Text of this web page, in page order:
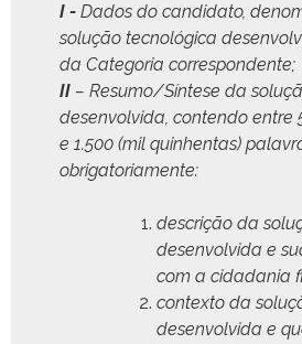
I - Dados do can­dida­to,
solução tec­nológ­i­ca
da Cat­e­go­ria correspondente;
II – Resumo/Síntese da
desen­volvi­da, con­tendo entre
e 1.500 (mil quin­hen­tas)
obrigatoriamente:
descrição da
desen­volvi­da e
com a cidada­nia
con­tex­to da
desen­volvi­da e